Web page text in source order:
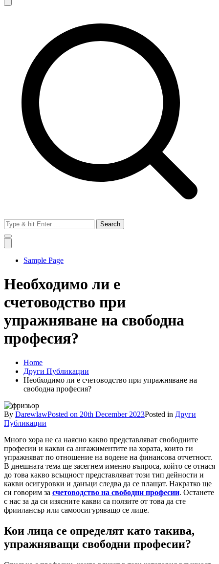
Law-review.mk – Правен Бизнес Факултет
Търговско, Гражданско и Процесуално право.
Search
for:
Sample Page
Необходимо ли е
счетоводство при
упражняване на свободна
професия?
Home
Други Публикации
Необходимо ли е счетоводство при упражняване на
свободна професия?
By DarewlawPosted on 20th December 2023Posted in Други
Публикации
Много хора не са наясно какво представляват свободните
професии и какви са ангажиментите на хората, които ги
упражняват по отношение на водене на финансова отчетност.
В днешната тема ще засегнем именно въпроса, който се отнася
до това какво всъщност представляват този тип дейности и
какви осигуровки и данъци следва да се плащат. Накратко ще
си говорим за счетоводство на свободни професии. Останете
с нас за да си изясните какви са ползите от това да сте
фриилансър или самоосигуряващо се лице.
Кои лица се определят като такива,
упражняващи свободни професии?